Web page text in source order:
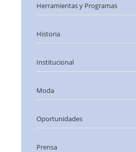
Herramientas y Programas
Historia
Institucional
Moda
Oportunidades
Prensa